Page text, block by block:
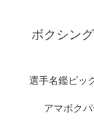
ボクシン
選手名鑑ピッ
アマボクパ